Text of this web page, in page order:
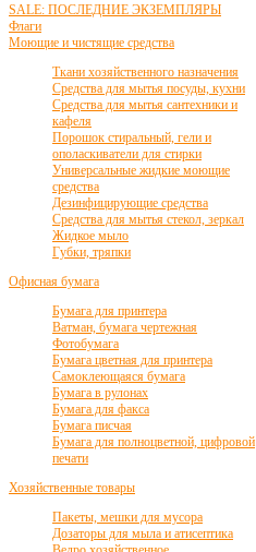
SALE: ПОСЛЕДНИЕ ЭКЗЕМПЛЯРЫ
Флаги
Моющие и чистящие средства
Ткани хозяйственного назначения
Средства для мытья посуды, кухни
Средства для мытья сантехники и
кафеля
Порошок стиральный, гели и
ополаскиватели для стирки
Универсальные жидкие моющие
средства
Дезинфицирующие средства
Средства для мытья стекол, зеркал
Жидкое мыло
Губки, тряпки
Офисная бумага
Бумага для принтера
Ватман, бумага чертежная
Фотобумага
Бумага цветная для принтера
Самоклеющаяся бумага
Бумага в рулонах
Бумага для факса
Бумага писчая
Бумага для полноцветной, цифровой
печати
Хозяйственные товары
Пакеты, мешки для мусора
Дозаторы для мыла и атисептика